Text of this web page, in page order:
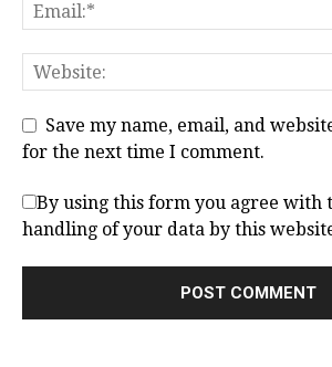
Save my name, email, and
for the next time I comment.
By using this form you agree with
handling of your data by this